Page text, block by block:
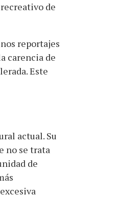
de
reportajes
carencia de
Este
actual. Su
no se trata
de